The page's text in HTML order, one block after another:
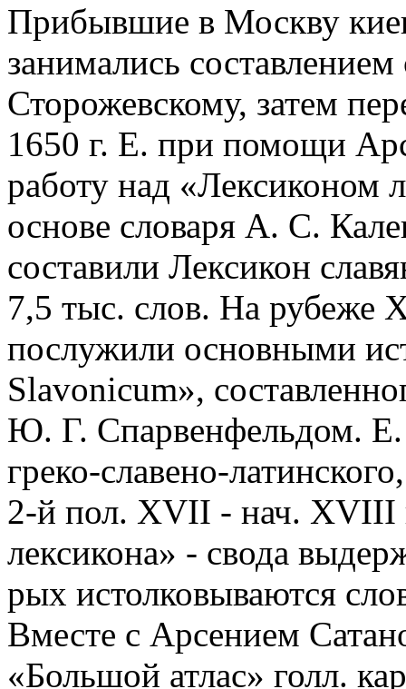
Прибывшие в Москву
занимались
Сторожевскому, затем
1650 г. Е. при помощи
работу над «Лексиконом
основе словаря А. С.
составили Лексикон
7,5 тыс. слов. На рубеже
послужили основными
Slavonicum»,
Ю. Г. Спарвенфельдом. Е.
греко-славено-
2-й пол. XVII - нач. XVIII
лексикона» - свода
рых истолковываются
Вместе с Арсением
«Большой атлас» голл.